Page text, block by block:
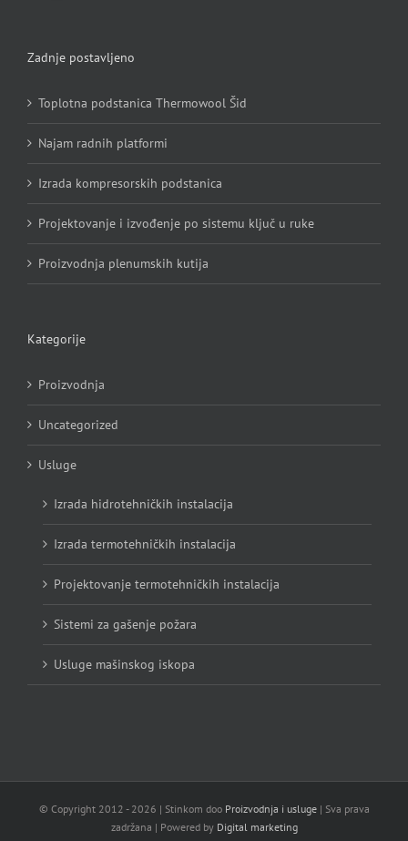
Zadnje postavljeno
Toplotna podstanica Thermowool Šid
Najam radnih platformi
Izrada kompresorskih podstanica
Projektovanje i izvođenje po sistemu ključ u ruke
Proizvodnja plenumskih kutija
Kategorije
Proizvodnja
Uncategorized
Usluge
Izrada hidrotehničkih instalacija
Izrada termotehničkih instalacija
Projektovanje termotehničkih instalacija
Sistemi za gašenje požara
Usluge mašinskog iskopa
© Copyright 2012 - 2026 | Stinkom doo Proizvodnja i usluge| Sva prava
zadržana | Powered by Digital marketing